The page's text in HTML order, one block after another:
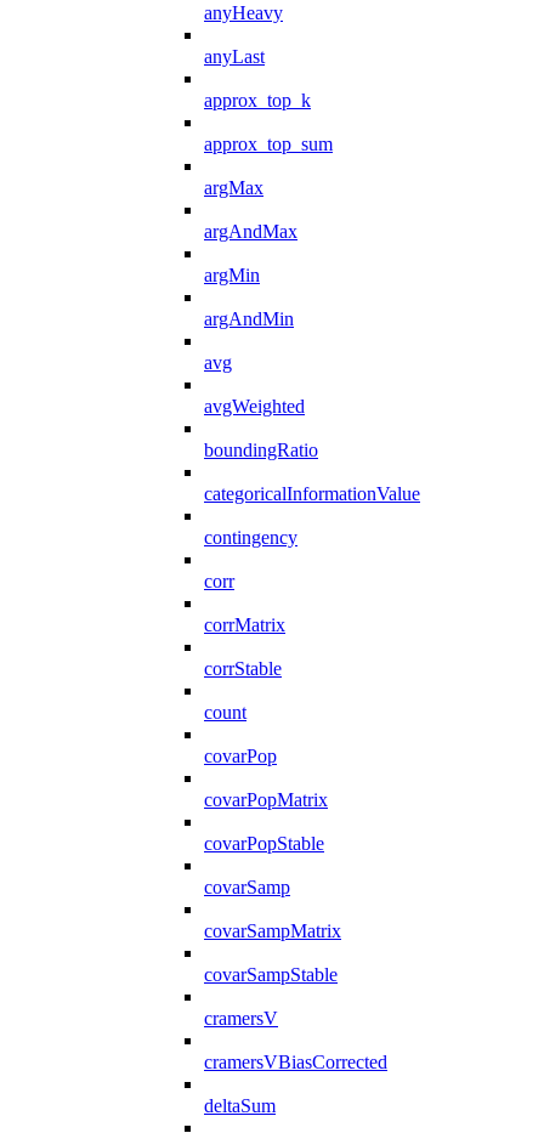
anyHeavy
anyLast
approx_top_k
approx_top_sum
argMax
argAndMax
argMin
argAndMin
avg
avgWeighted
boundingRatio
categoricalInformationValue
contingency
corr
corrMatrix
corrStable
count
covarPop
covarPopMatrix
covarPopStable
covarSamp
covarSampMatrix
covarSampStable
cramersV
cramersVBiasCorrected
deltaSum